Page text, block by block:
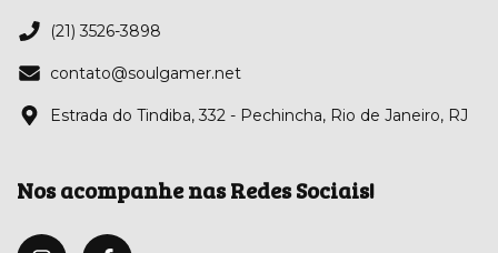
(21) 3526-3898
contato@soulgamer.net
Estrada do Tindiba, 332 - Pechincha, Rio de Janeiro, RJ
Nos acompanhe nas Redes Sociais!